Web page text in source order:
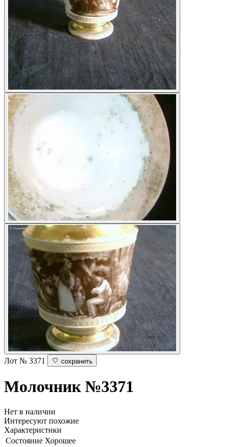
Лот № 3371 сохранить
Молочник №3371
Нет в наличии
Интересуют похожие
Характеристики
Состояние Хорошее